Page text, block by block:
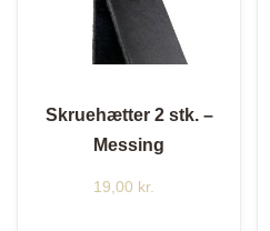
Skruehætter 2 stk. –
Messing
19,00 kr.